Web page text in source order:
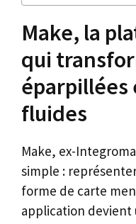
Make, la
qui
fluides
Make, ex-
simple :
forme de carte
application devient